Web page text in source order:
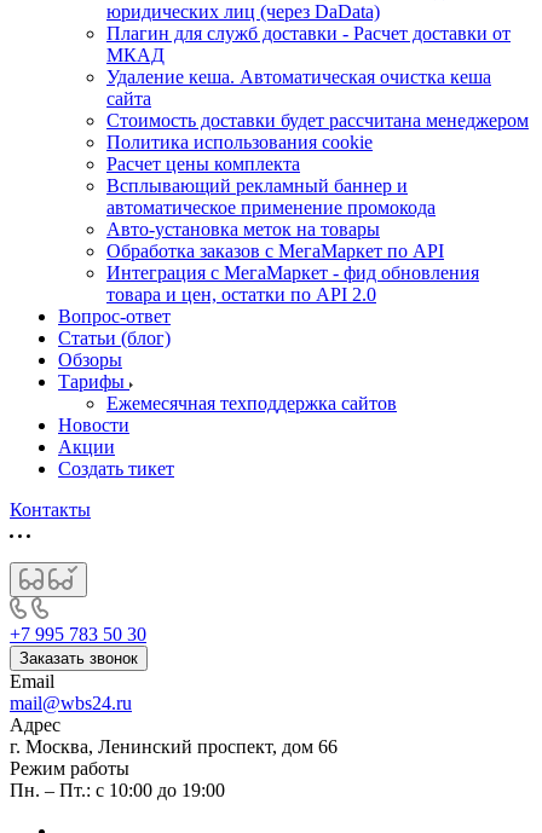
юридических лиц (через DaData)
Плагин для служб доставки - Расчет доставки от
МКАД
Удаление кеша. Автоматическая очистка кеша
сайта
Стоимость доставки будет рассчитана менеджером
Политика использования cookie
Расчет цены комплекта
Всплывающий рекламный баннер и
автоматическое применение промокода
Авто-установка меток на товары
Обработка заказов с МегаМаркет по API
Интеграция с МегаМаркет - фид обновления
товара и цен, остатки по API 2.0
Вопрос-ответ
Статьи (блог)
Обзоры
Тарифы
Ежемесячная техподдержка сайтов
Новости
Акции
Создать тикет
Контакты
+7 995 783 50 30
Заказать звонок
Email
mail@wbs24.ru
Адрес
г. Москва, Ленинский проспект, дом 66
Режим работы
Пн. – Пт.: с 10:00 до 19:00